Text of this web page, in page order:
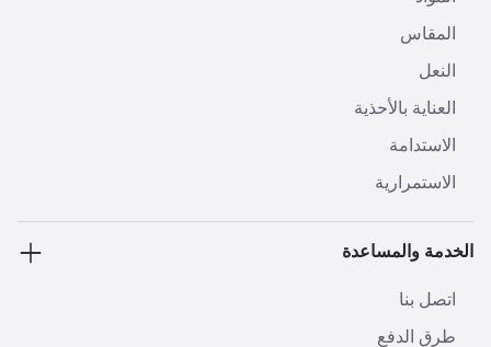
المقاس
النعل
العناية بالأحذية
الاستدامة
الاستمرارية
الخدمة والمساعدة
اتصل بنا
طرق الدفع